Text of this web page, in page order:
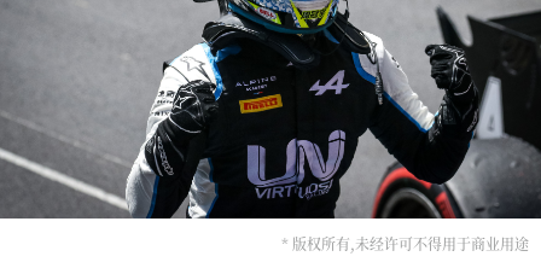
* 版权所有,未经许可不得用于商业用途